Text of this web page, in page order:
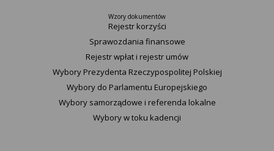
Wzory dokumentów
Rejestr korzyści
Sprawozdania finansowe
Rejestr wpłat i rejestr umów
Wybory Prezydenta Rzeczypospolitej Polskiej
Wybory do Parlamentu Europejskiego
Wybory samorządowe i referenda lokalne
Wybory w toku kadencji